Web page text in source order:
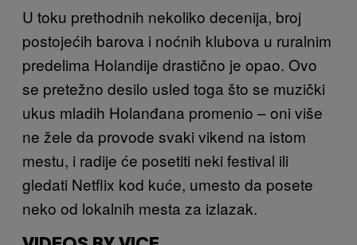
U toku prethodnih nekoliko decenija, broj
postojećih barova i noćnih klubova u ruralnim
predelima Holandije drastično je opao. Ovo
se pretežno desilo usled toga što se muzički
ukus mladih Holanđana promenio – oni više
ne žele da provode svaki vikend na istom
mestu, i radije će posetiti neki festival ili
gledati Netflix kod kuće, umesto da posete
neko od lokalnih mesta za izlazak.